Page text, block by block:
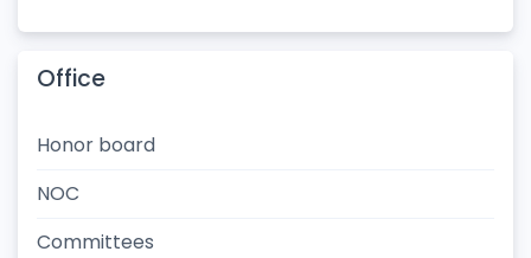
Office
Honor board
NOC
Committees